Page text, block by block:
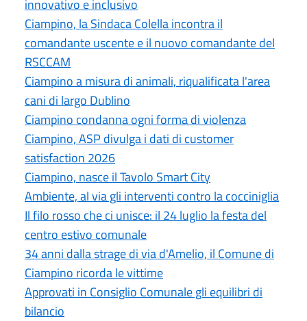
innovativo e inclusivo
Ciampino, la Sindaca Colella incontra il
comandante uscente e il nuovo comandante del
RSCCAM
Ciampino a misura di animali, riqualificata l'area
cani di largo Dublino
Ciampino condanna ogni forma di violenza
Ciampino, ASP divulga i dati di customer
satisfaction 2026
Ciampino, nasce il Tavolo Smart City
Ambiente, al via gli interventi contro la cocciniglia
Il filo rosso che ci unisce: il 24 luglio la festa del
centro estivo comunale
34 anni dalla strage di via d'Amelio, il Comune di
Ciampino ricorda le vittime
Approvati in Consiglio Comunale gli equilibri di
bilancio